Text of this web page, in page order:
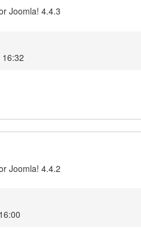
Joomla! 4.4.3
Joomla! 4.4.2